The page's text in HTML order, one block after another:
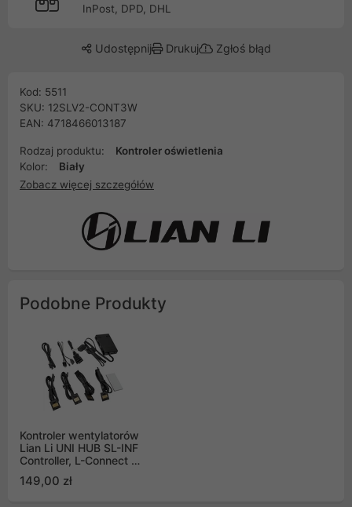
InPost, DPD, DHL
Udostępnij Drukuj Zgłoś błąd
Kod: 5511
SKU: 12SLV2-CONT3W
EAN: 4718466013187
Rodzaj produktu:
Kontroler oświetlenia
Kolor:
Biały
Zobacz więcej szczegółów
Podobne Produkty
Kontroler wentylatorów
Lian Li UNI HUB SL-INF
Controller, L-Connect 3
Black
149,00 zł